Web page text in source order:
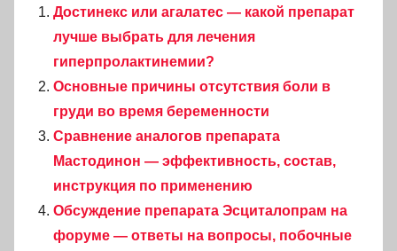
Достинекс или агалатес — какой препарат
лучше выбрать для лечения
гиперпролактинемии?
Основные причины отсутствия боли в
груди во время беременности
Сравнение аналогов препарата
Мастодинон — эффективность, состав,
инструкция по применению
Обсуждение препарата Эсциталопрам на
форуме — ответы на вопросы, побочные